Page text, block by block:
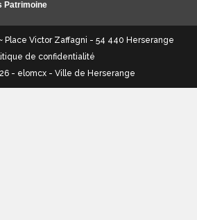
Patrimoine
Place Victor Zaffagni - 54 440 Herserange
de confidentialité
- elomcx - Ville de Herserange